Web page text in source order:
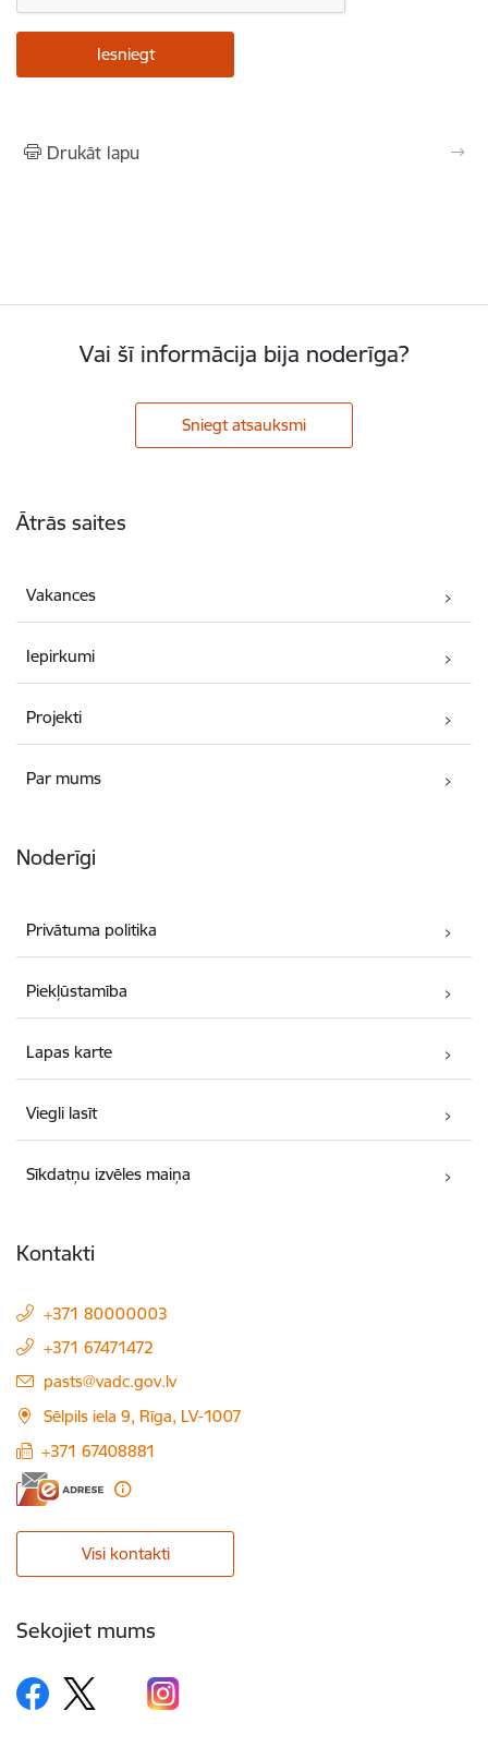
Drukāt lapu
Vai šī informācija bija noderīga?
Sniegt atsauksmi
Ātrās saites
Vakances
Iepirkumi
Projekti
Par mums
Noderīgi
Privātuma politika
Piekļūstamība
Lapas karte
Viegli lasīt
Sīkdatņu izvēles maiņa
Kontakti
+371 80000003
+371 67471472
E-pasts:
pasts@vadc.gov.lv
Sēlpils iela 9, Rīga, LV-1007
+371 67408881
Visi kontakti
Sekojiet mums